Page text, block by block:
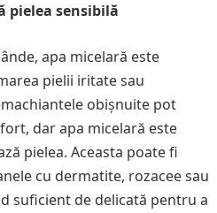
pielea sensibilă
apa micelară este
pielii iritate sau
obișnuite pot
dar apa micelară este
pielea. Aceasta poate fi
cu dermatite, rozacee sau
suficient de delicată pentru a